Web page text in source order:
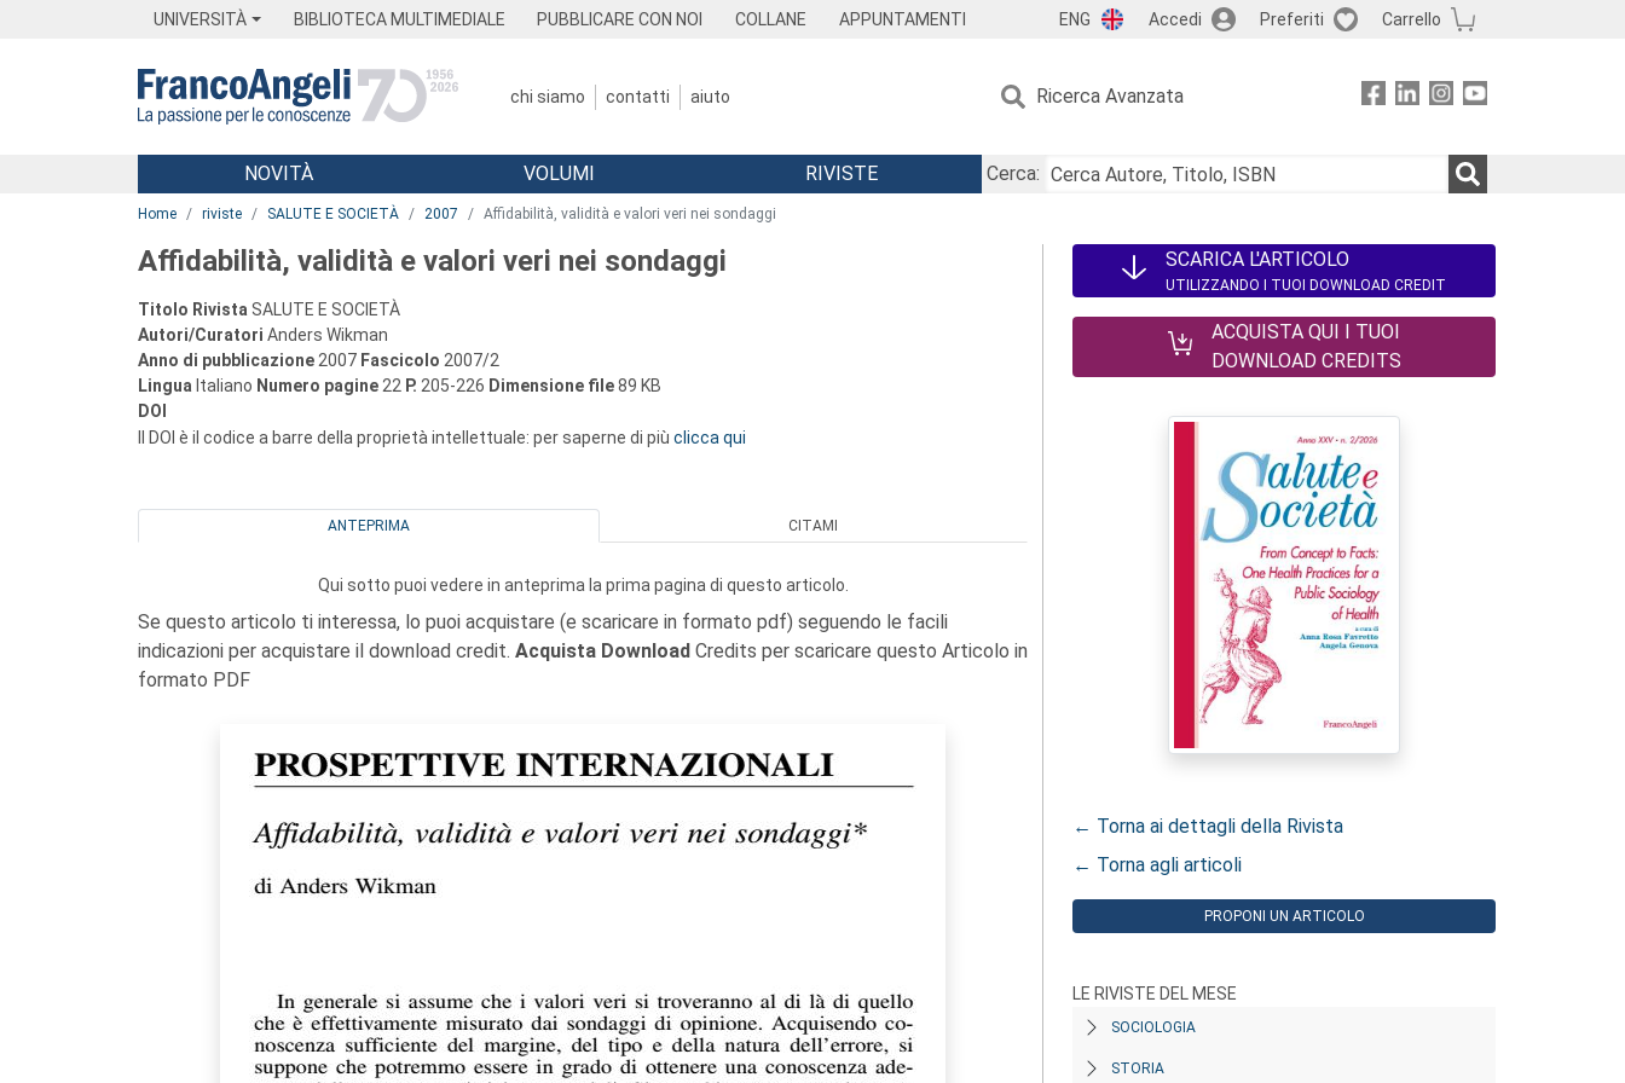
UNIVERSITÀ BIBLIOTECA MULTIMEDIALE PUBBLICARE CON NOI COLLANE APPUNTAMENTI ENG Accedi Preferiti Carrello
chi siamo contatti aiuto Ricerca Avanzata
Menu
NOVITÀ VOLUMI RIVISTE
Cerca:
Home riviste SALUTE E SOCIETÀ 2007 Affidabilità, validità e valori veri nei sondaggi
Affidabilità, validità e valori veri nei sondaggi
Titolo Rivista SALUTE E SOCIETÀ
Autori/Curatori Anders Wikman
Anno di pubblicazione 2007 Fascicolo 2007/2
Lingua Italiano Numero pagine 22 P. 205-226 Dimensione file89 KB
DOI
Il DOI è il codice a barre della proprietà intellettuale: per saperne di più clicca qui
ANTEPRIMA CITAMI
Qui sotto puoi vedere in anteprima la prima pagina di questo articolo.
Se questo articolo ti interessa, lo puoi acquistare (e scaricare in formato pdf) seguendo le facili
indicazioni per acquistare il download credit. Acquista Download Credits per scaricare questo Articolo in
formato PDF
SCARICA L'ARTICOLO
UTILIZZANDO I TUOI DOWNLOAD CREDIT
ACQUISTA QUI I TUOI
DOWNLOAD CREDITS
← Torna ai dettagli della Rivista
← Torna agli articoli
PROPONI UN ARTICOLO
LE RIVISTE DEL MESE
SOCIOLOGIA
STORIA